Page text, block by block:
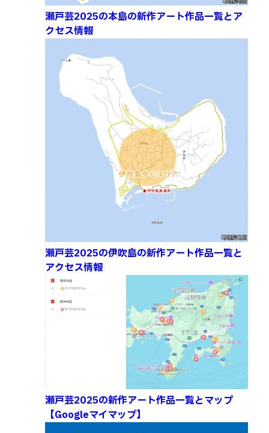
瀬戸芸2025の本島の新作アート作品一覧とア
クセス情報
瀬戸芸2025の伊吹島の新作アート作品一覧と
アクセス情報
瀬戸芸2025の新作アート作品一覧とマップ
【Googleマイマップ】